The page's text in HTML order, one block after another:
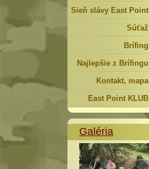
Sieň slávy East Point
Súťaž
Brífing
Najlepšie z Brífingu
Kontakt, mapa
East Point KLUB
Galéria